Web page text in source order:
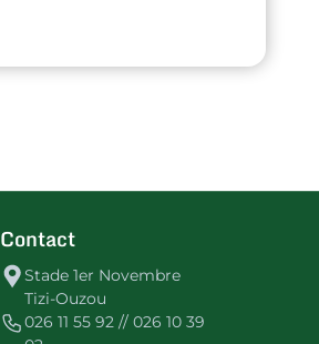
Contact
Stade 1er Novembre
Tizi-Ouzou
026 11 55 92 // 026 10 39